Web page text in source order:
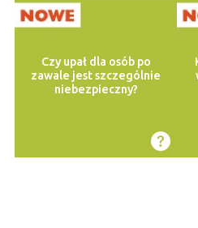
Czy upał dla osób po
zawale jest szczególnie
niebezpieczny?